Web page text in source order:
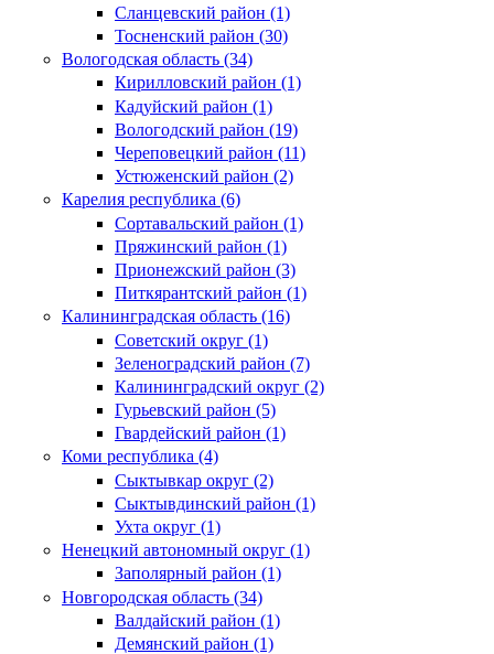
Сланцевский район (1)
Тосненский район (30)
Вологодская область (34)
Кирилловский район (1)
Кадуйский район (1)
Вологодский район (19)
Череповецкий район (11)
Устюженский район (2)
Карелия республика (6)
Сортавальский район (1)
Пряжинский район (1)
Прионежский район (3)
Питкярантский район (1)
Калининградская область (16)
Советский округ (1)
Зеленоградский район (7)
Калининградский округ (2)
Гурьевский район (5)
Гвардейский район (1)
Коми республика (4)
Сыктывкар округ (2)
Сыктывдинский район (1)
Ухта округ (1)
Ненецкий автономный округ (1)
Заполярный район (1)
Новгородская область (34)
Валдайский район (1)
Демянский район (1)